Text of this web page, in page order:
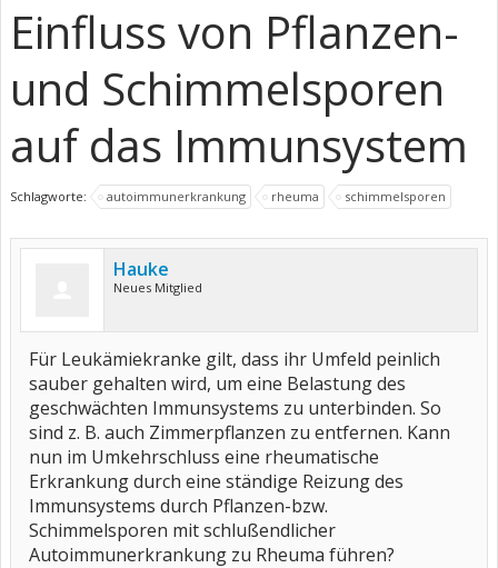
Einfluss von Pflanzen-
und Schimmelsporen
auf das Immunsystem
Schlagworte: autoimmunerkrankung rheuma schimmelsporen
Hauke
Neues Mitglied
Für Leukämiekranke gilt, dass ihr Umfeld peinlich
sauber gehalten wird, um eine Belastung des
geschwächten Immunsystems zu unterbinden. So
sind z. B. auch Zimmerpflanzen zu entfernen. Kann
nun im Umkehrschluss eine rheumatische
Erkrankung durch eine ständige Reizung des
Immunsystems durch Pflanzen-bzw.
Schimmelsporen mit schlußendlicher
Autoimmunerkrankung zu Rheuma führen?